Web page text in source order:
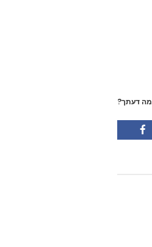
מה דעתך?